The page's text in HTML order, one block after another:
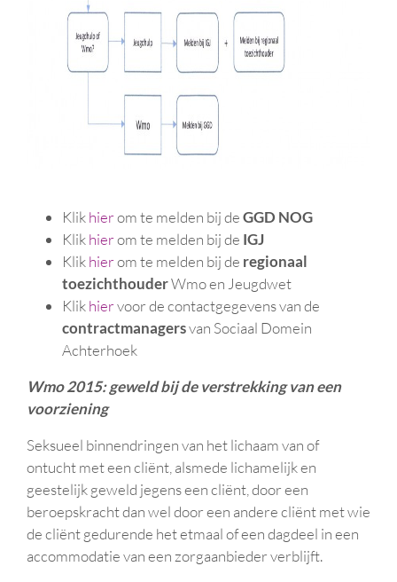
Klikhierom te melden bij deGGD NOG
Klikhierom te melden bij de IGJ
Klikhierom te melden bij de regionaal
toezichthouderWmo en Jeugdwet
Klikhiervoor de contactgegevens van de
contractmanagersvan Sociaal Domein
Achterhoek
Wmo 2015: geweld bij de verstrekking van een
voorziening
Seksueel binnendringen van het lichaam van of
ontucht met een cliënt, alsmede lichamelijk en
geestelijk geweld jegens een cliënt, door een
beroepskracht dan wel door een andere cliënt met wie
de cliënt gedurende het etmaal of een dagdeel in een
accommodatie van een zorgaanbieder verblijft.